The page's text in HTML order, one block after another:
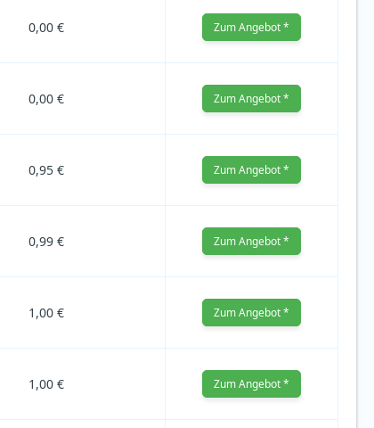
0,00 € Zum Angebot *
0,00 € Zum Angebot *
0,95 € Zum Angebot *
0,99 € Zum Angebot *
1,00 € Zum Angebot *
1,00 € Zum Angebot *